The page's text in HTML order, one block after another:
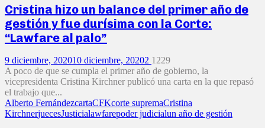
Cristina hizo un balance del primer año de
gestión y fue durísima con la Corte:
“Lawfare al palo”
9 diciembre, 202010 diciembre, 20202 1229
A poco de que se cumpla el primer año de gobierno, la
vicepresidenta Cristina Kirchner publicó una carta en la que repasó
el trabajo que...
Alberto FernándezcartaCFKcorte supremaCristina
KirchnerjuecesJusticialawfarepoder judicialun año de gestión